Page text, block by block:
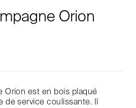
Orion
Orion est en bois plaqué
service coulissante. Il